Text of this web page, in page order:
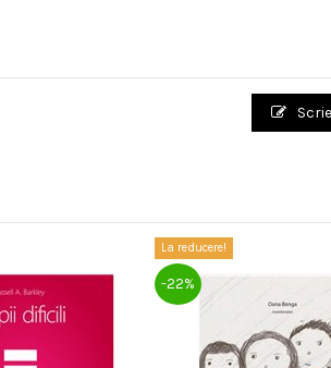
La reducere!
-22%